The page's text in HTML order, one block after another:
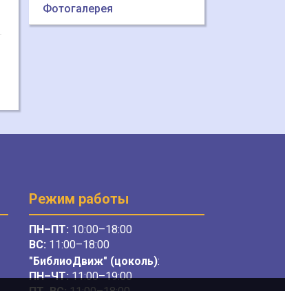
Фотогалерея
Режим работы
ПН–ПТ: 10:00–18:00
ВС: 11:00–18:00
"БиблиоДвиж" (цоколь):
ПН–ЧТ:11:00–19:00